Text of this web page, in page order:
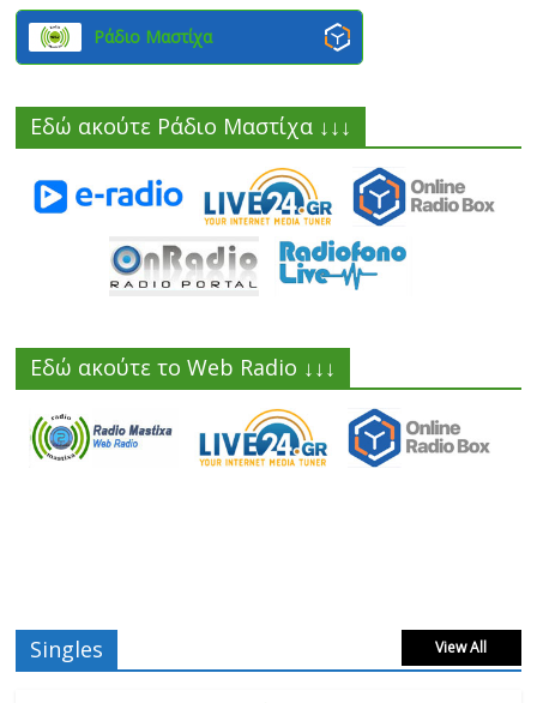
Ράδιο Μαστίχα
Εδώ ακούτε Ράδιο Μαστίχα ↓↓↓
Εδώ ακούτε το Web Radio ↓↓↓
Singles View All